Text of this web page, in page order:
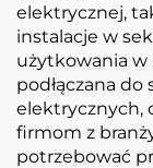
elektrycznej,
instalacje w
użytkowania w
podłączana
elektrycznych,
firmom z
potrzebować